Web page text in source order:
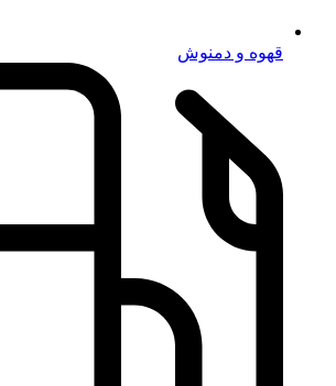
قهوه و دمنوش